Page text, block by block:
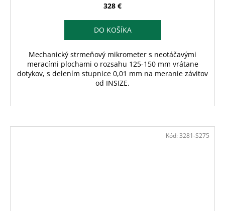
328 €
DO KOŠÍKA
Mechanický strmeňový mikrometer s neotáčavými
meracími plochami o rozsahu 125-150 mm vrátane
dotykov, s delením stupnice 0,01 mm na meranie závitov
od INSIZE.
Kód: 3281-S275